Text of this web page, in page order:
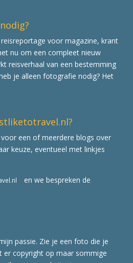
voor magazine, krant
nu om een compleet nieuw
reisverhaal van een bestemming
je alleen fotografie nodig? Het
een of meerdere blogs over
keuze, eventueel met linkjes
en we bespreken de
passie. Zie je een foto die je
er copyright op maar sommige